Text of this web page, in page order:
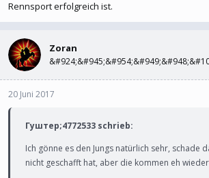
Rennsport erfolgreich ist.
Zoran
20 Juni 2017
Гуштер;4772533 schrieb:
Ich gönne es den Jungs natürlich sehr, schade
nicht geschafft hat, aber die kommen eh